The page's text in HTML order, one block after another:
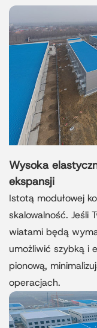
Wysoka
ekspansji
Istotą modułowej
skalowalność. Jeśli
wiatami będą
umożliwić szybką i
pionową,
operacjach.